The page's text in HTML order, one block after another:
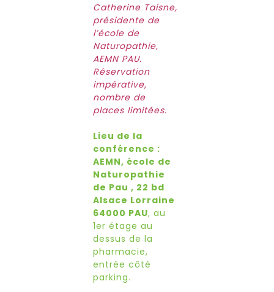
Catherine Taisne,
présidente de
l’école de
Naturopathie,
AEMN PAU.
Réservation
impérative,
nombre de
places limitées.
Lieu de la
conférence :
AEMN, école de
Naturopathie
de Pau , 22 bd
Alsace Lorraine
64000 PAU, au
1er étage au
dessus de la
pharmacie,
entrée côté
parking.